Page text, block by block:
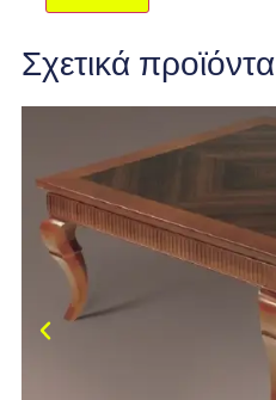
Σχετικά προϊόντα